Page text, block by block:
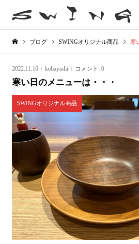
ブログ SWINGオリジナル商品 寒
2022.11.16 kobayashi コメント: 0
寒い日のメニューは・・・
SWINGオリジナル商品